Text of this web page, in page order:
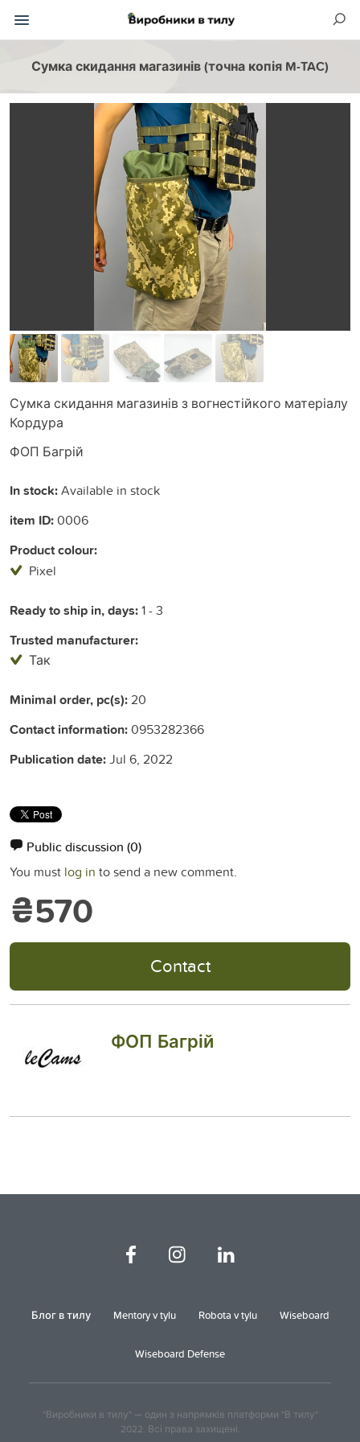
Сумка скидання магазинів (точна копія M-TAC)
Сумка скидання магазинів з вогнестійкого матеріалу
Кордура
ФОП Багрій
In stock:Available in stock
item ID:0006
Product colour:
Pixel
Ready to ship in, days:1 - 3
Trusted manufacturer:
Так
Minimal order, pc(s):20
Contact information:0953282366
Publication date:Jul 6, 2022
Public discussion (0)
You must log in to send a new comment.
₴570
Contact
ФОП Багрій
Блог в тилу Mentory v tylu Robota v tylu Wiseboard
Wiseboard Defense
"Виробники в тилу" — один з напрямків платформи "В тилу"
2022. Всі права захищені.